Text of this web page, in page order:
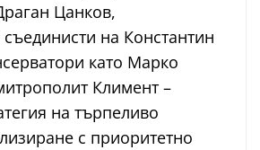
Цанков,
на Константин
като Марко
Климент –
на търпеливо
с приоритетно